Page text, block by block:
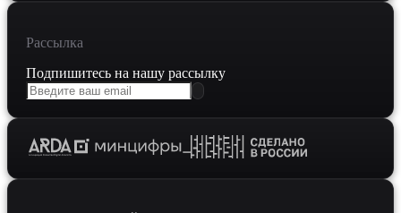
Рассылка
Подпишитесь на нашу рассылку